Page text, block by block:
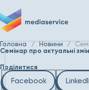
Головна Новини
Семінар про актуальні
Поділитися
Facebook